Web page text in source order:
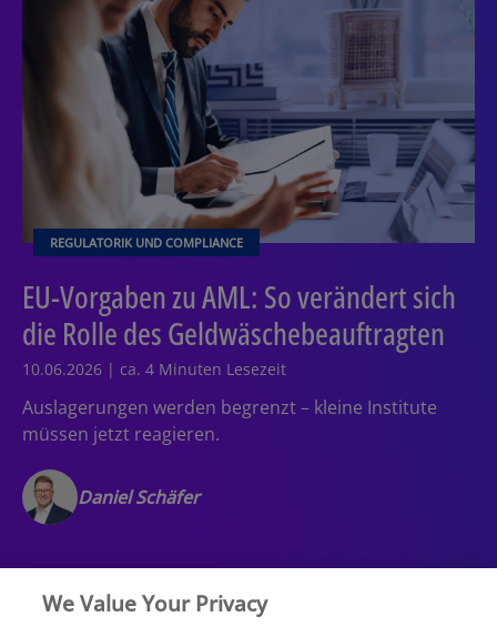
REGULATORIK UND COMPLIANCE
EU-Vorgaben zu AML: So verändert sich
die Rolle des Geldwäschebeauftragten
10.06.2026 | ca. 4 Minuten Lesezeit
Auslagerungen werden begrenzt – kleine Institute
müssen jetzt reagieren.
Daniel Schäfer
We Value Your Privacy